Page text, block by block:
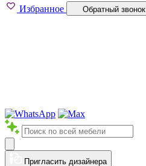
Избранное
Обратный звонок
Пригласить дизайнера